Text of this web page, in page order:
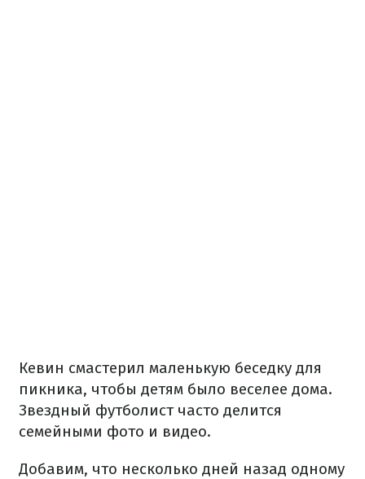
Кевин смастерил маленькую беседку для
пикника, чтобы детям было веселее дома.
Звездный футболист часто делится
семейными фото и видео.
Добавим, что несколько дней назад одному